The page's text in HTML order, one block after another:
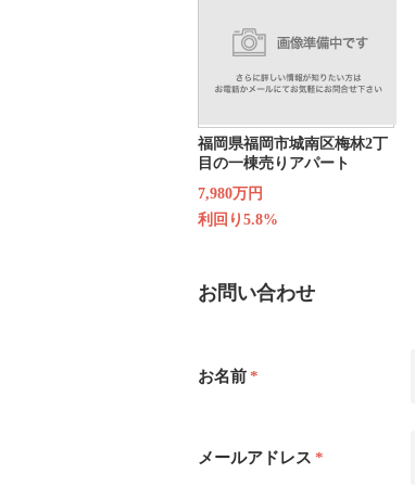
福岡県福岡市城南区梅林2丁
目の一棟売りアパート
7,980万円
利回り5.8%
お問い合わせ
お名前*
メールアドレス *